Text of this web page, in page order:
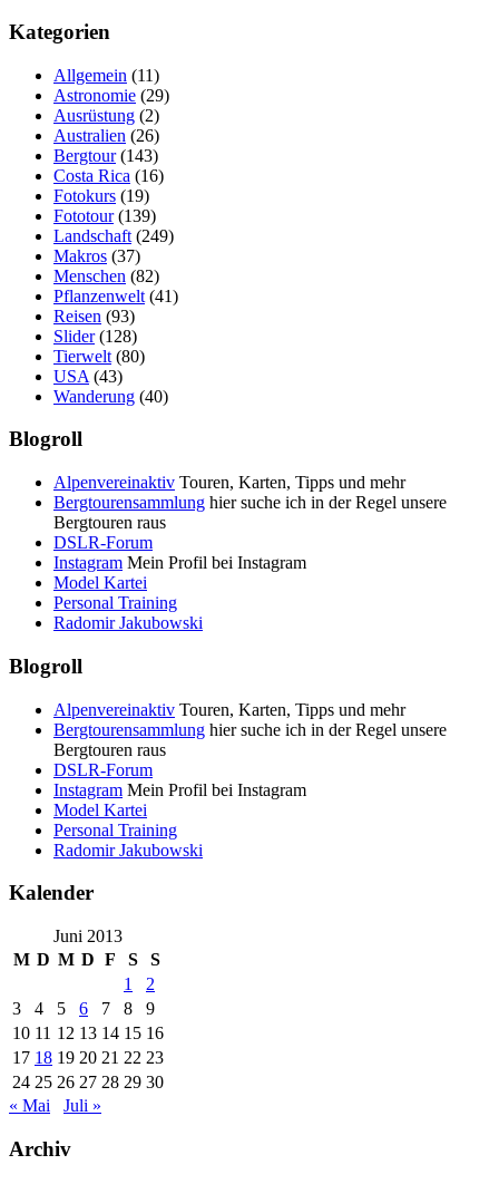
Kategorien
Allgemein (11)
Astronomie (29)
Ausrüstung (2)
Australien (26)
Bergtour(143)
Costa Rica (16)
Fotokurs (19)
Fototour(139)
Landschaft (249)
Makros (37)
Menschen (82)
Pflanzenwelt (41)
Reisen (93)
Slider(128)
Tierwelt (80)
USA (43)
Wanderung (40)
Blogroll
Alpenvereinaktiv Touren, Karten, Tipps und mehr
Bergtourensammlung hier suche ich in der Regel unsere
Bergtouren raus
DSLR-Forum
Instagram Mein Profil bei Instagram
Model Kartei
Personal Training
Radomir Jakubowski
Blogroll
Alpenvereinaktiv Touren, Karten, Tipps und mehr
Bergtourensammlung hier suche ich in der Regel unsere
Bergtouren raus
DSLR-Forum
Instagram Mein Profil bei Instagram
Model Kartei
Personal Training
Radomir Jakubowski
Kalender
Juni 2013
M D M D F S
S
1
2
3
4 5 6 7 8
9
10 11 12 13 14 15 16
17 18 19 20 21 22 23
24 25 26 27 28 29 30
« Mai
Juli »
Archiv